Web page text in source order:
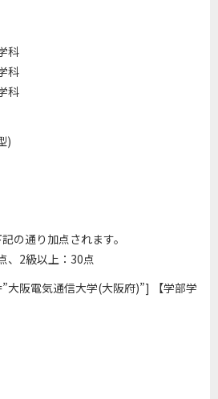
科
科
科
)
の通り加点されます。
、2級以上：30点
阪電気通信大学(大阪府)”] 【学部学